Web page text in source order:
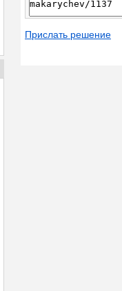
Прислать решение